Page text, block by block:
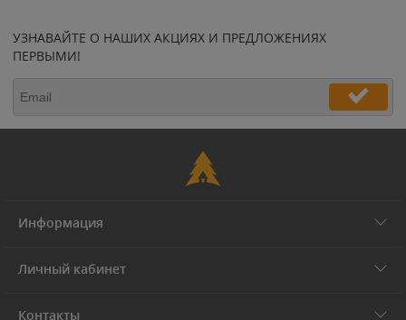
УЗНАВАЙТЕ О НАШИХ АКЦИЯХ И ПРЕДЛОЖЕНИЯХ
ПЕРВЫМИ!
Информация
Личный кабинет
Контакты